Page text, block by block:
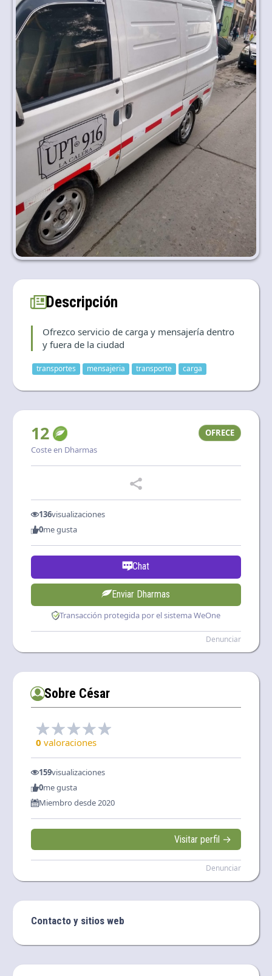
Idioma y divisa
ES USD
Descripción
Ofrezco servicio de carga y mensajería dentro
y fuera de la ciudad
transportes mensajeria transporte carga
12
Coste en Dharmas
OFRECE
136visualizaciones
0me gusta
Chat
Enviar Dharmas
Transacción protegida por el sistema WeOne
Denunciar
Sobre César
0 valoraciones
159visualizaciones
0me gusta
Miembro desde 2020
Visitar perfil →
Denunciar
Contacto y sitios web